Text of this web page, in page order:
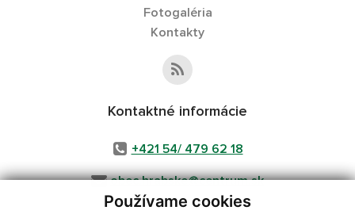
Používame cookies
Fotogaléria
Kontakty
Kontaktné informácie
+421 54/ 479 62 18
obec.hrabske@centrum.sk